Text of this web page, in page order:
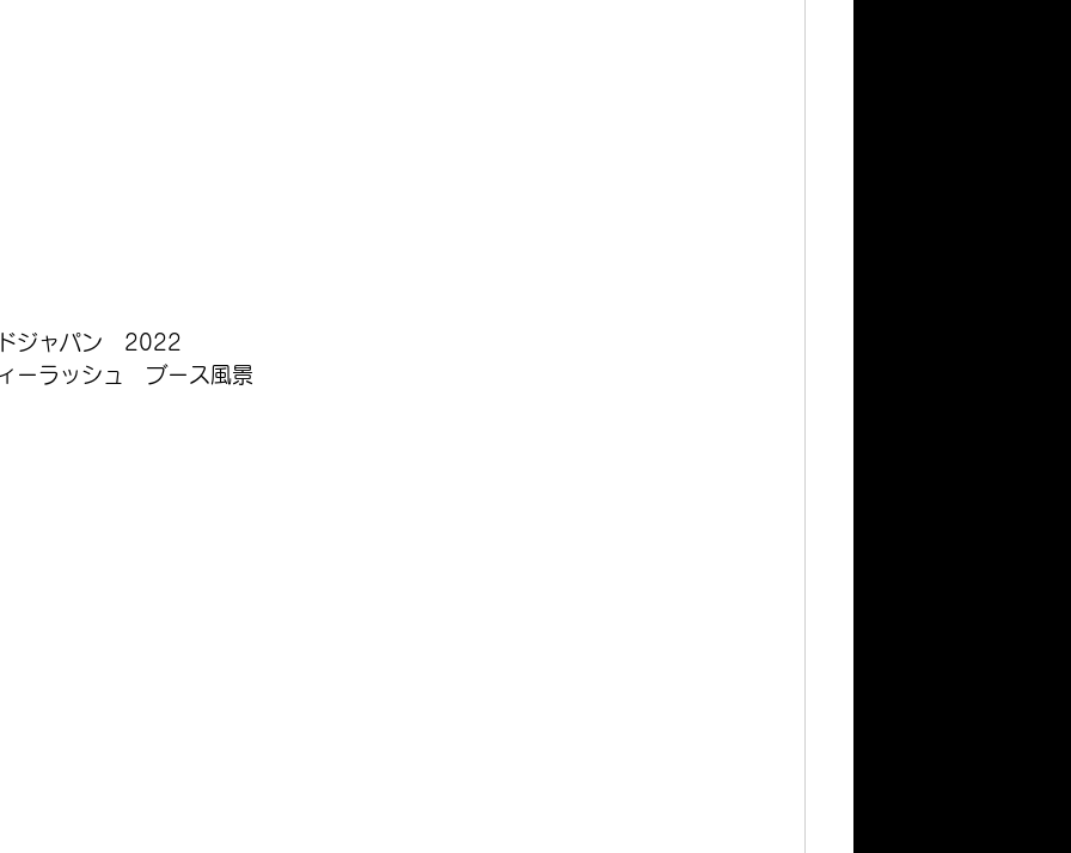
ジャパン　2022
ーラッシュ　ブース風景